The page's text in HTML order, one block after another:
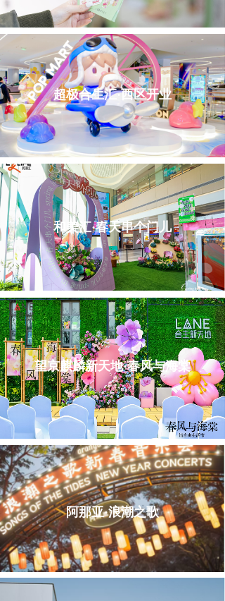
超极合生汇·西区开业
和美汇·春天串个门儿
望京麒麟新天地·春风与海棠
阿那亚·浪潮之歌